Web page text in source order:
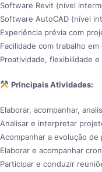
Software Revit (nível
Software AutoCAD (nível
Experiência prévia com
Facilidade com trabalho em
Proatividade, flexibilidade
Principais Atividades:
Elaborar, acompanhar,
Analisar e interpretar
Acompanhar a evolução de
Elaborar e acompanhar
Participar e conduzir